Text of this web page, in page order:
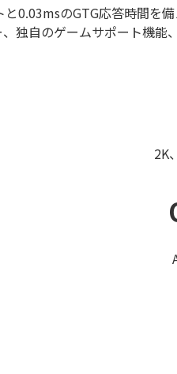
0.03msのGTG応答時間を
独自のゲームサポート機能
2K